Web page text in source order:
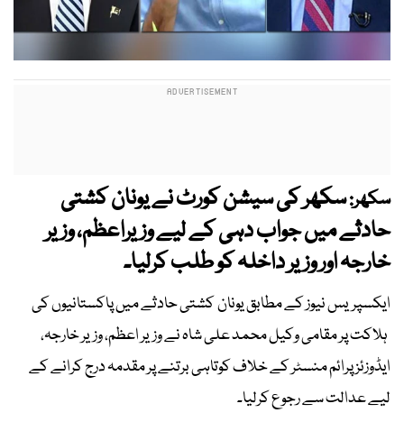
سکھر:سکھر کی سیشن کورٹ نے یونان کشتی
حادثے میں جواب دہی کے لیے وزیراعظم، وزیر
خارجہ اور وزیر داخلہ کو طلب کرلیا۔
ایکسپریس نیوز کے مطابق یونان کشتی حادثے میں پاکستانیوں کی
ہلاکت پر مقامی وکیل محمد علی شاہ نے وزیر اعظم، وزیر خارجہ،
ایڈوزئز پرائم منسٹر کے خلاف کوتاہی برتنے پر مقدمہ درج کرانے کے
لیے عدالت سے رجوع کرلیا۔